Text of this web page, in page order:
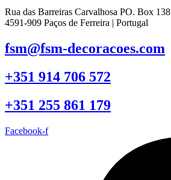
Rua das Barreiras Carvalhosa PO. Box 138
4591-909 Paços de Ferreira | Portugal
fsm@fsm-decoracoes.com
+351 914 706 572
+351 255 861 179
Facebook-f